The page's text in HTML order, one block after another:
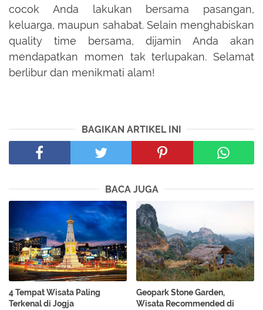
cocok Anda lakukan bersama pasangan,
keluarga, maupun sahabat. Selain menghabiskan
quality time bersama, dijamin Anda akan
mendapatkan momen tak terlupakan. Selamat
berlibur dan menikmati alam!
BAGIKAN ARTIKEL INI
BACA JUGA
4 Tempat Wisata Paling
Terkenal di Jogja
Geopark Stone Garden,
Wisata Recommended di